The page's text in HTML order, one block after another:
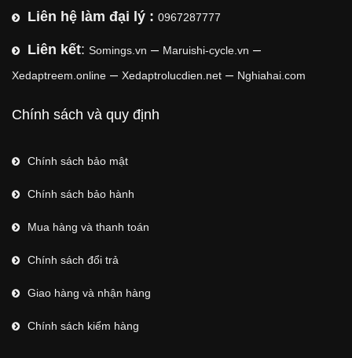
Liên hệ làm đại lý : 0967287777
Liên kết: Somings.vn – Maruishi-cycle.vn –
Xedaptreem.online – Xedaptrolucdien.net – Nghiahai.com
Chính sách và quy định
Chính sách bảo mật
Chính sách bảo hành
Mua hàng và thanh toán
Chính sách đổi trả
Giao hàng và nhận hàng
Chính sách kiểm hàng